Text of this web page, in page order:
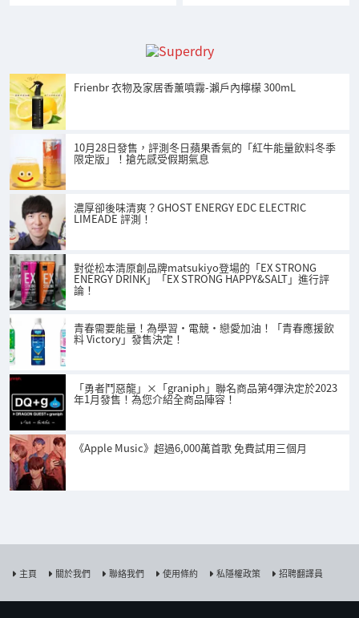
Frienbr 衣物及家居香薰噴霧-瀨戶內檸檬 300mL
10月28日發售，評測冬日蘋果香氣的「紅牛能量飲料冬季
限定版」！搶先感受假期氣息
濃厚卻後味清爽？GHOST ENERGY EDC ELECTRIC
LIMEADE 評測！
對從松本清原創品牌matsukiyo登場的「EX STRONG
ENERGY DRINK」「EX STRONG HAPPY&SALT」進行評
論！
青春需要能量！為學習・電競・戀愛加油！「青春應援飲
料 Victory」發售決定！
「勇者鬥惡龍」×「graniph」聯名商品第4彈決定於2023
年1月發售！為您介紹全商品陣容！
《Apple Music》超過6,000萬首歌 免費試用三個月
主頁 關於我們 聯絡我們 使用條約 私隱權政策 招聘翻譯員